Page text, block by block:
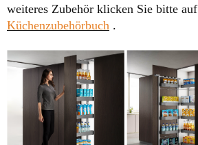
weiteres Zubehör klicken Sie bitte auf
Küchenzubehörbuch .